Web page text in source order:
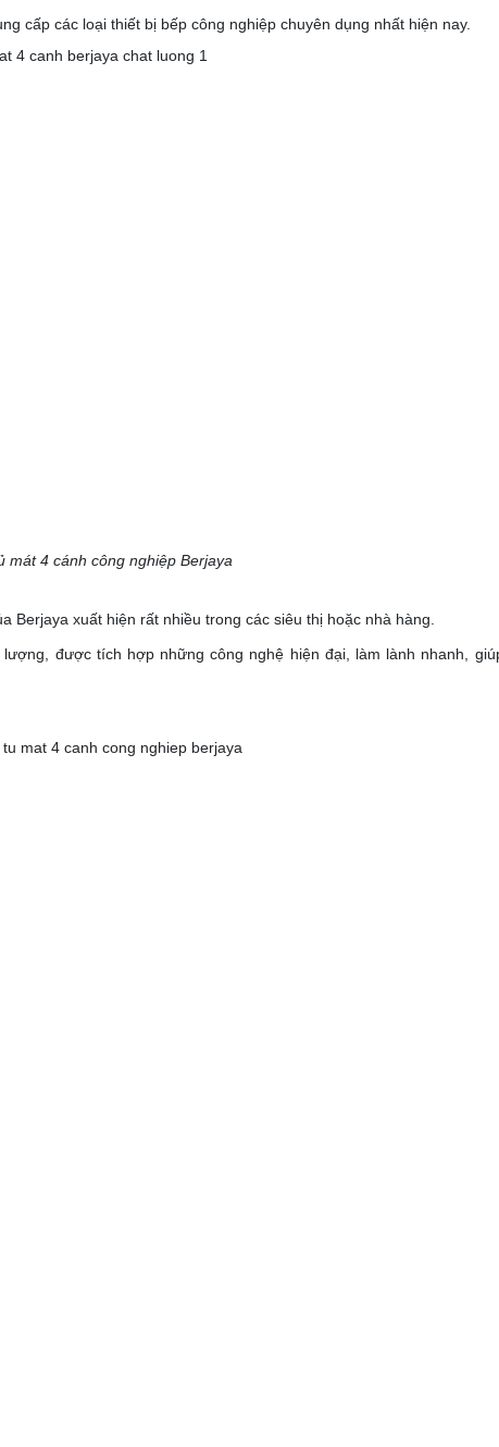
cấp các loại thiết bị bếp công nghiệp chuyên dụng nhất hiện nay.
mát 4 cánh công nghiệp Berjaya
Berjaya xuất hiện rất nhiều trong các siêu thị hoặc nhà hàng.
được tích hợp những công nghệ hiện đại, làm lành nhanh,